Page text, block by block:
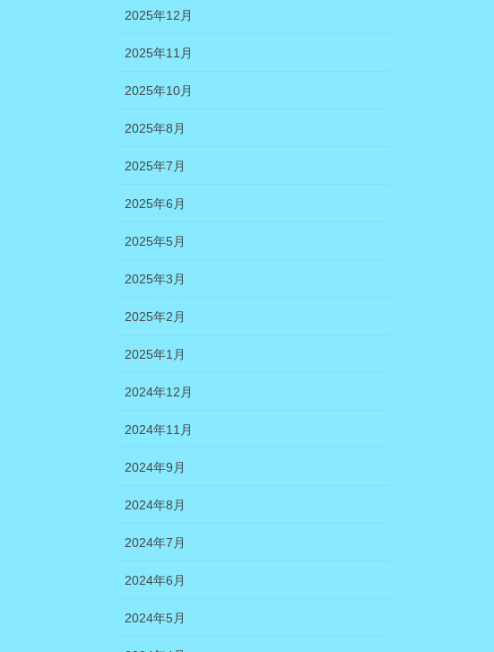
2025年12月
2025年11月
2025年10月
2025年8月
2025年7月
2025年6月
2025年5月
2025年3月
2025年2月
2025年1月
2024年12月
2024年11月
2024年9月
2024年8月
2024年7月
2024年6月
2024年5月